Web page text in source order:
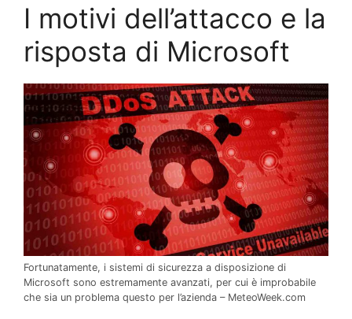
I motivi dell’attacco e la
risposta di Microsoft
Fortunatamente, i sistemi di sicurezza a disposizione di
Microsoft sono estremamente avanzati, per cui è improbabile
che sia un problema questo per l’azienda – MeteoWeek.com